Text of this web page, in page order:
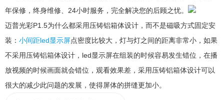
年保修，终身维修、24小时服务，完全解决您的后顾之忧。
迈普光彩P1.5为什么都采用压铸铝箱体设计，而不是磁吸方式固定安
装： 小间距led显示屏点密度比较大，灯与灯之间的距离非常小，如果
不采用压铸铝箱体设计，led显示屏在组装的时候容易发生错位，在播
放视频的时候画面就会错位，观看效果差，采用压铸铝箱体设计可以
很大的减少此问题的发展，使得屏体的拼缝更加小。